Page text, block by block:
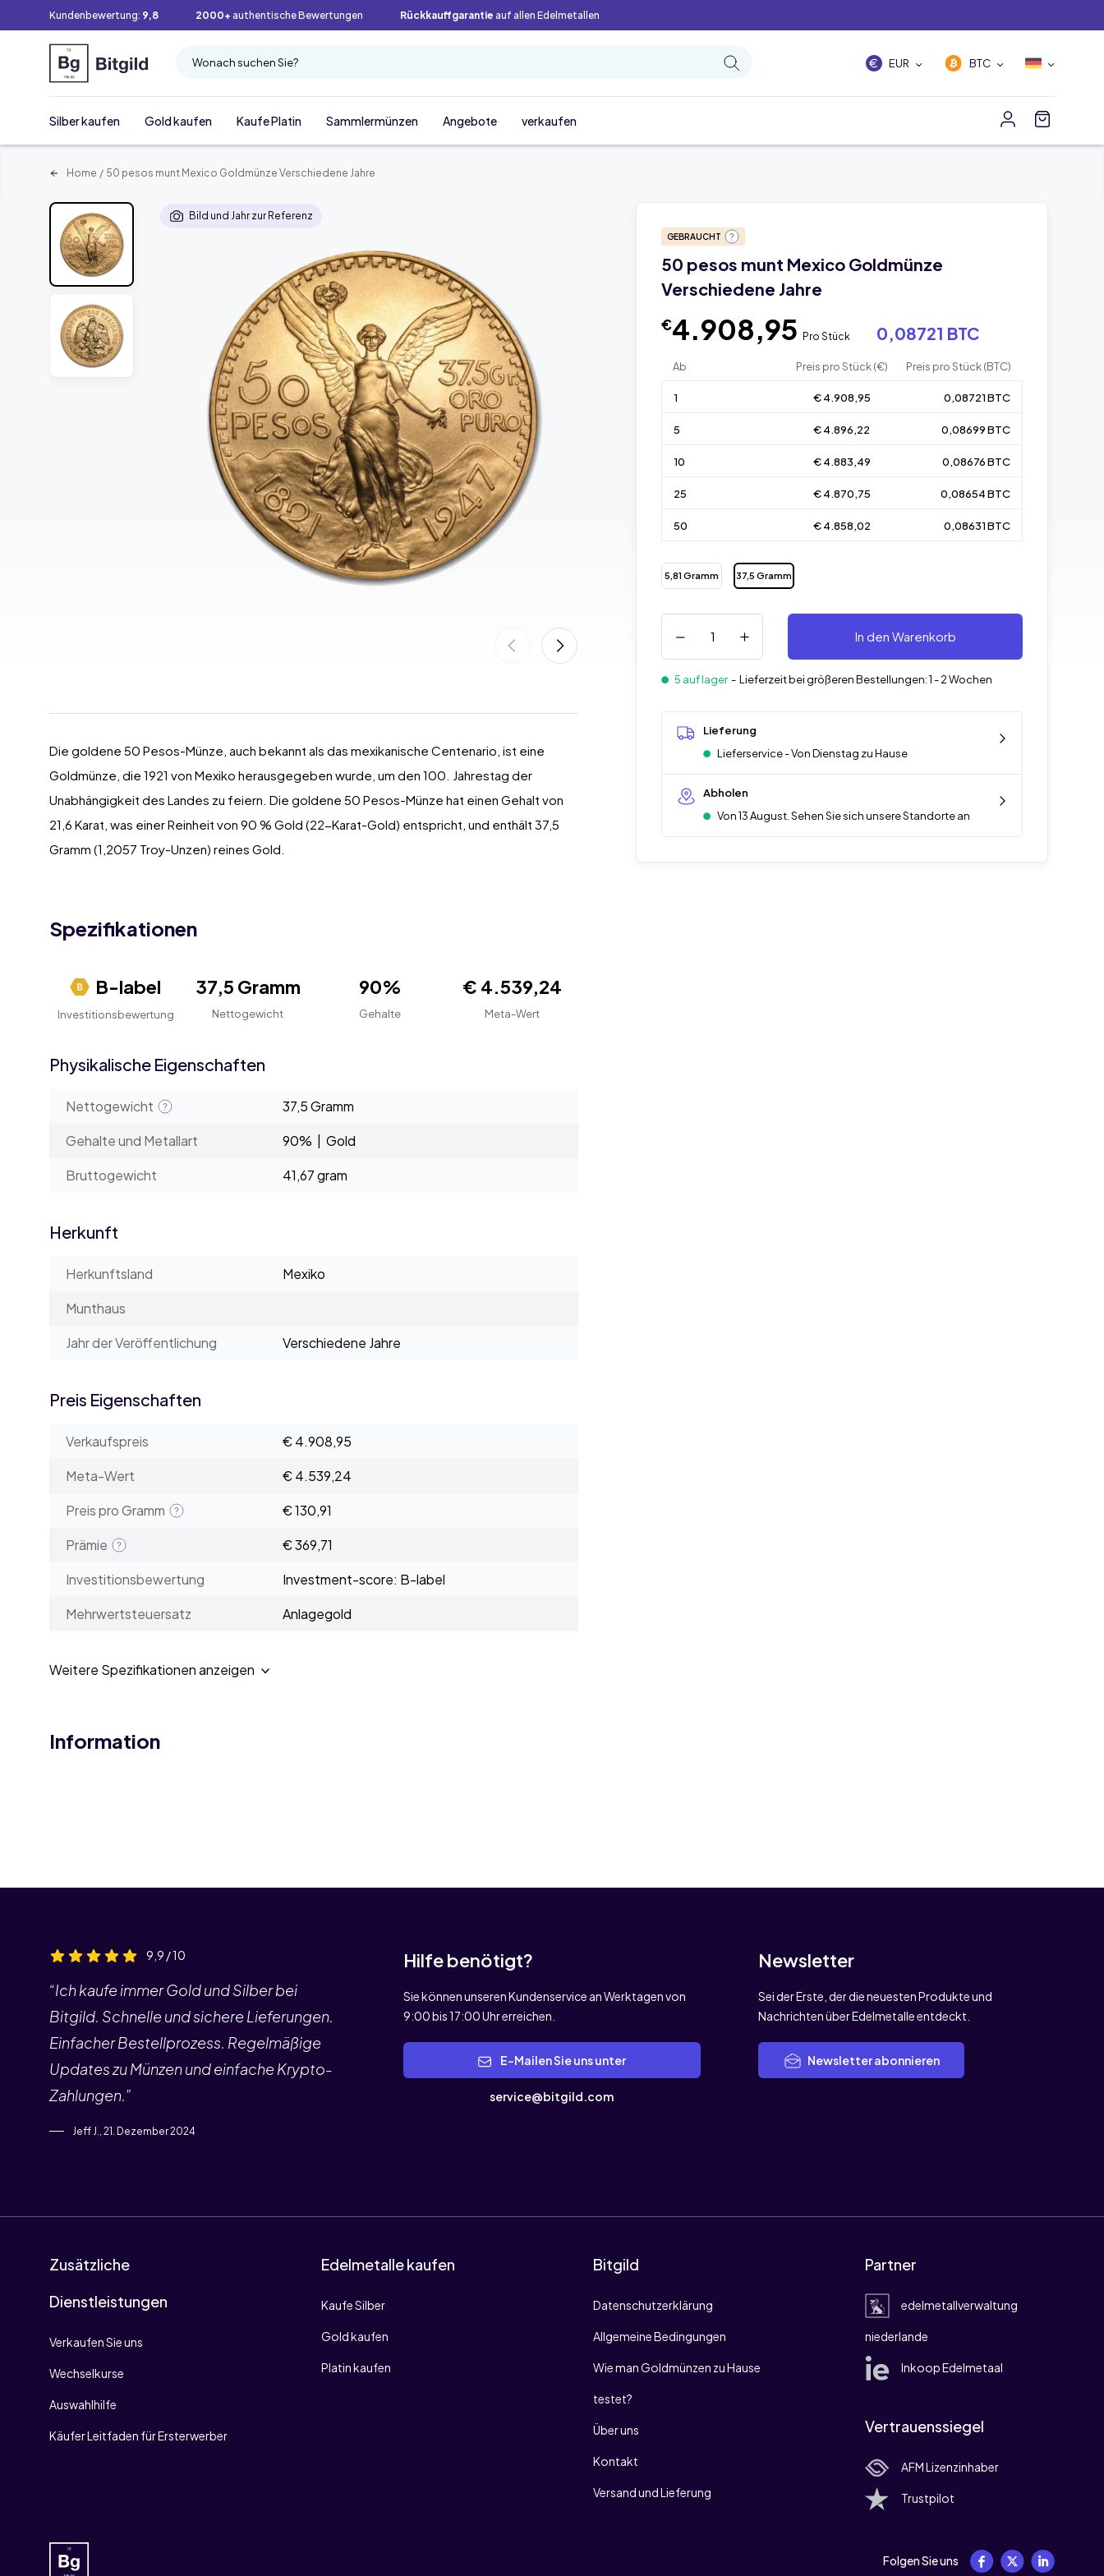
Kundenbewertung: 9,8 2000+ authentische Bewertungen Rückkauffgarantie auf allen Edelmetallen
Wonach suchen Sie? EUR BTC
Silber kaufen Gold kaufen Kaufe Platin Sammlermünzen Angebote verkaufen
Home / 50 pesos munt Mexico Goldmünze Verschiedene Jahre
GEBRAUCHT
50 pesos munt Mexico Goldmünze
Verschiedene Jahre
€4.908,95 Pro Stück 0,08721 BTC
Ab Preis pro Stück (€) Preis pro Stück (BTC)
1 € 4.908,95 0,08721 BTC
5 € 4.896,22 0,08699 BTC
10 € 4.883,49 0,08676 BTC
25 € 4.870,75 0,08654 BTC
50 € 4.858,02 0,08631 BTC
5,81 Gramm 37,5 Gramm
In den Warenkorb
5 auf lager- Lieferzeit bei größeren Bestellungen: 1 - 2 Wochen
Lieferung
Lieferservice - Von Dienstag zu Hause
Abholen
Von 13 August. Sehen Sie sich unsere Standorte an
Bild und Jahr zur Referenz
Die goldene 50 Pesos-Münze, auch bekannt als das mexikanische Centenario, ist eine
Goldmünze, die 1921 von Mexiko herausgegeben wurde, um den 100. Jahrestag der
Unabhängigkeit des Landes zu feiern. Die goldene 50 Pesos-Münze hat einen Gehalt von
21,6 Karat, was einer Reinheit von 90 % Gold (22-Karat-Gold) entspricht, und enthält 37,5
Gramm (1,2057 Troy-Unzen) reines Gold.
Spezifikationen
B-label
Investitionsbewertung
37,5 Gramm
Nettogewicht
90%
Gehalte
€ 4.539,24
Meta-Wert
Physikalische Eigenschaften
Nettogewicht
37,5 Gramm
Gehalte und Metallart
90% | Gold
Bruttogewicht
41,67 gram
Herkunft
Herkunftsland
Mexiko
Munthaus
Jahr der Veröffentlichung
Verschiedene Jahre
Preis Eigenschaften
Verkaufspreis
€ 4.908,95
Meta-Wert
€ 4.539,24
Preis pro Gramm
€ 130,91
Prämie
€ 369,71
Investitionsbewertung
Investment-score: B-label
Mehrwertsteuersatz
Anlagegold
Weitere Spezifikationen anzeigen
Information
9,9 / 10
“Ich kaufe immer Gold und Silber bei
Bitgild. Schnelle und sichere Lieferungen.
Einfacher Bestellprozess. Regelmäßige
Updates zu Münzen und einfache Krypto-
Zahlungen.”
Jeff J., 21. Dezember 2024
Hilfe benötigt?
Sie können unseren Kundenservice an Werktagen von
9:00 bis 17:00 Uhr erreichen.
service@bitgild.com
Newsletter
Sei der Erste, der die neuesten Produkte und
Nachrichten über Edelmetalle entdeckt.
Newsletter abonnieren
Zusätzliche
Dienstleistungen
Verkaufen Sie uns
Wechselkurse
Auswahlhilfe
Käufer Leitfaden für Ersterwerber
Edelmetalle kaufen
Kaufe Silber
Gold kaufen
Platin kaufen
Bitgild
Datenschutzerklärung
Allgemeine Bedingungen
Wie man Goldmünzen zu Hause
testet?
Über uns
Kontakt
Versand und Lieferung
Partner
edelmetallverwaltung
niederlande
Inkoop Edelmetaal
Vertrauenssiegel
AFM Lizenzinhaber
Trustpilot
Folgen Sie uns